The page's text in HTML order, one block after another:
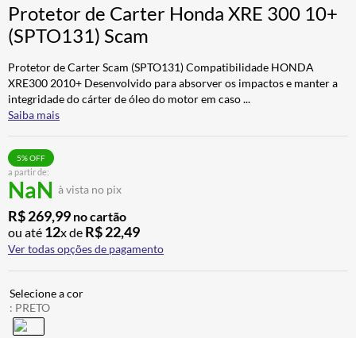
Protetor de Carter Honda XRE 300 10+
(SPTO131) Scam
Protetor de Carter Scam (SPTO131) Compatibilidade HONDA
XRE300 2010+ Desenvolvido para absorver os impactos e manter a
integridade do cárter de óleo do motor em caso...
Saiba mais
a partir de:
NaN à vista no pix
5% OFF
R$269,99 no cartão
ou até 12x de R$22,49
Ver todas opções de pagamento
: PRETO
5º LUVA
6 º BAU
7º ALPINESTAR
8º CALÇA
9º BOTAS
10º